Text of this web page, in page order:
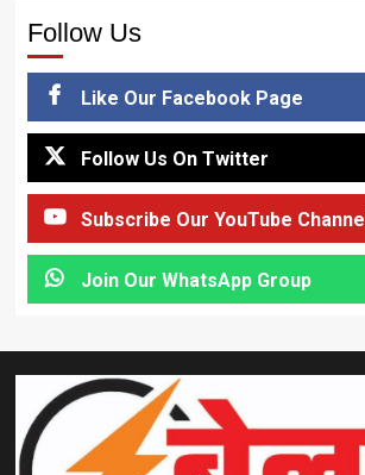
Follow Us
Like Our Facebook Page
Follow Us On Twitter
Subscribe Our YouTube Channel
Join Our WhatsApp Group